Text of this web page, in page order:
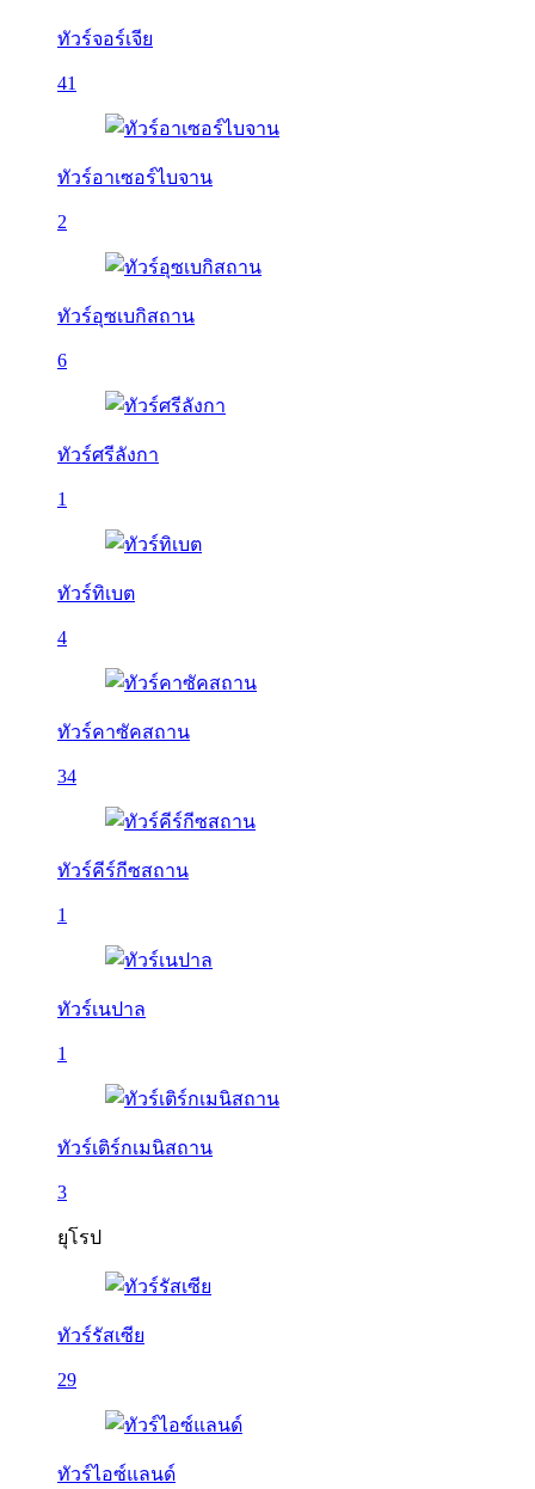
ทัวร์จอร์เจีย
41
ทัวร์อาเซอร์ไบจาน
2
ทัวร์อุซเบกิสถาน
6
ทัวร์ศรีลังกา
1
ทัวร์ทิเบต
4
ทัวร์คาซัคสถาน
34
ทัวร์คีร์กีซสถาน
1
ทัวร์เนปาล
1
ทัวร์เติร์กเมนิสถาน
3
ยุโรป
ทัวร์รัสเซีย
29
ทัวร์ไอซ์แลนด์